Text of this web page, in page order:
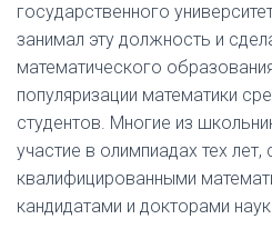
государственного
занимал эту должность и
математического
популяризации математики
студентов. Многие из
участие в олимпиадах тех лет,
квалифицированными
кандидатами и докторами